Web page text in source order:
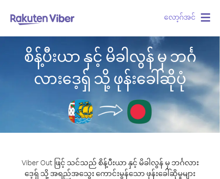
လော့ဂ်အင်
စိန့်ပီးယာ နှင့် မိခါလွန် မှ ဘင်္ဂ
လားဒေ့ရှ် သို့ ဖုန်းခေါ်ဆိုပုံ
Viber Out ဖြင့် သင်သည် စိန့်ပီးယာ နှင့် မိခါလွန် မှ ဘင်္ဂလား
ဒေ့ရှ် သို့ အရည်အသွေး ကောင်းမွန်သော ဖုန်းခေါ်ဆိုမှုများ